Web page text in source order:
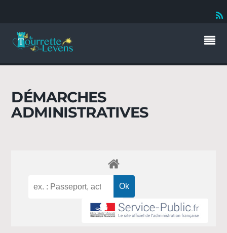
DÉMARCHES
ADMINISTRATIVES